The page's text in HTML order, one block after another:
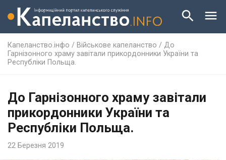
Капеланство.інфо / Військове капеланство / До
Гарнізонного храму завітали прикордонники України та
Республіки Польща.
До Гарнізонного храму завітали
прикордонники України та
Республіки Польща.
22 Березня 2019